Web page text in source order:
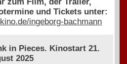
und Tickets unter:
ingeborg-bachmann
in Pieces. Kinostart 21.
2025